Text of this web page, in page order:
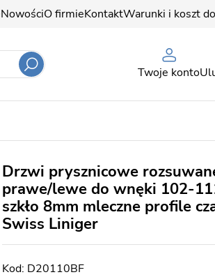
NowościO firmieKontaktWarunki i koszt
Twoje konto
Drzwi prysznicowe
prawe/lewe do wnęki 102-
szkło 8mm mleczne profile
Swiss Liniger
D20110BF